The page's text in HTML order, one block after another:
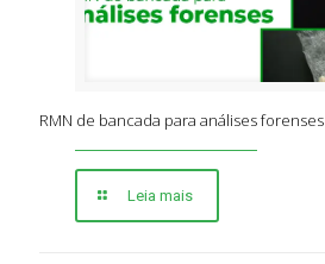
RMN de bancada para análises forenses
Leia mais